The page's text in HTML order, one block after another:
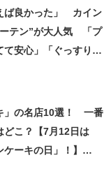
ば良かった」 カイン
テン”が大人気 「プ
て安心」「ぐっすり眠
」の名店10選！ 一番
どこ？【7月12日は
ケーキの日」！】